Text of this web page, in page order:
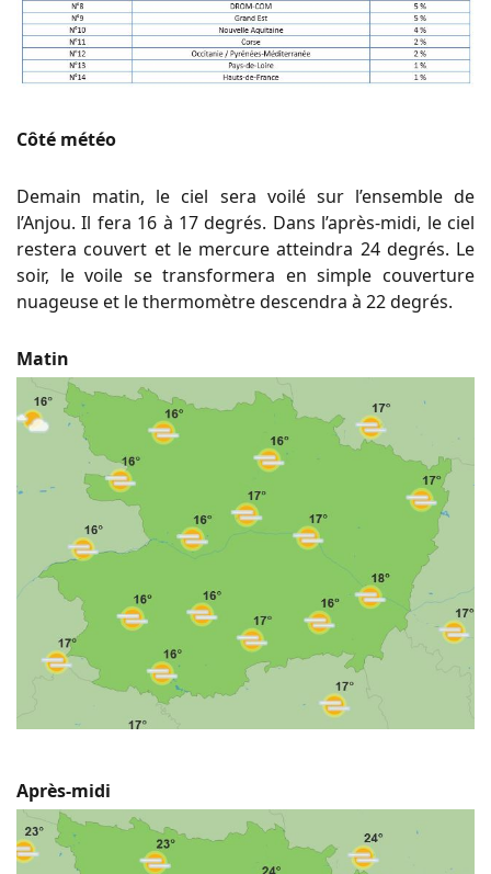
Côté météo
Demain matin, le ciel sera voilé sur l’ensemble de
l’Anjou. Il fera 16 à 17 degrés. Dans l’après-midi, le ciel
restera couvert et le mercure atteindra 24 degrés. Le
soir, le voile se transformera en simple couverture
nuageuse et le thermomètre descendra à 22 degrés.
Matin
Après-midi